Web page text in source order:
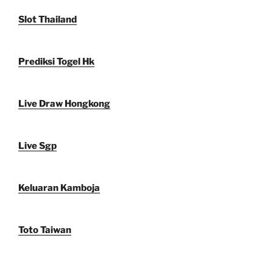
Slot Thailand
Prediksi Togel Hk
Live Draw Hongkong
Live Sgp
Keluaran Kamboja
Toto Taiwan